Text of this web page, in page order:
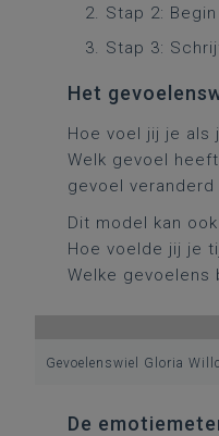
Stap 2:
Stap 3:
Het
Hoe voel jij je als
Welk gevoel
gevoel
Dit model kan
Hoe voelde jij je
Welke gevoelens
Gevoelenswiel Gloria
De